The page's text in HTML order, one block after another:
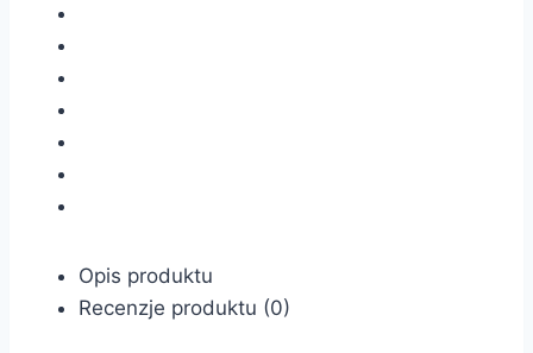
Opis produktu
Recenzje produktu (0)